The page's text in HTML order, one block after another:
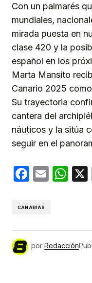
Con un palmarés
mundiales,
mirada puesta en
clase 420 y la
español en los
Marta Mansito
Canario 2025
Su trayectoria
cantera del
náuticos y la sitúa
seguir en el
Email
CANARIAS
por Redacción